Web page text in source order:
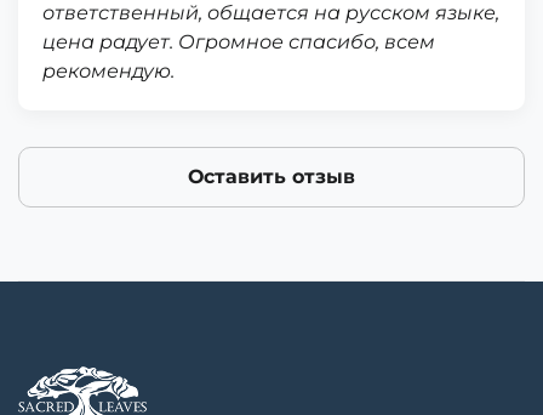
ответственный, общается на русском языке,
цена радует. Огромное спасибо, всем
рекомендую.
Оставить отзыв